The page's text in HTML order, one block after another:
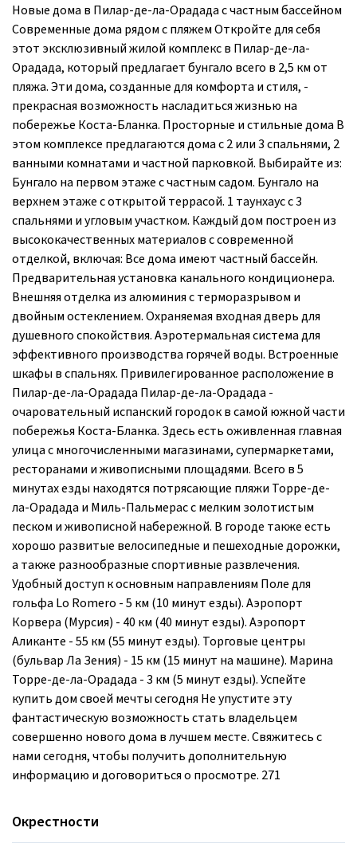
Новые дома в Пилар-де-ла-Орадада с частным бассейном
Современные дома рядом с пляжем Откройте для себя
этот эксклюзивный жилой комплекс в Пилар-де-ла-
Орадада, который предлагает бунгало всего в 2,5 км от
пляжа. Эти дома, созданные для комфорта и стиля, -
прекрасная возможность насладиться жизнью на
побережье Коста-Бланка. Просторные и стильные дома В
этом комплексе предлагаются дома с 2 или 3 спальнями, 2
ванными комнатами и частной парковкой. Выбирайте из:
Бунгало на первом этаже с частным садом. Бунгало на
верхнем этаже с открытой террасой. 1 таунхаус с 3
спальнями и угловым участком. Каждый дом построен из
высококачественных материалов с современной
отделкой, включая: Все дома имеют частный бассейн.
Предварительная установка канального кондиционера.
Внешняя отделка из алюминия с терморазрывом и
двойным остеклением. Охраняемая входная дверь для
душевного спокойствия. Аэротермальная система для
эффективного производства горячей воды. Встроенные
шкафы в спальнях. Привилегированное расположение в
Пилар-де-ла-Орадада Пилар-де-ла-Орадада -
очаровательный испанский городок в самой южной части
побережья Коста-Бланка. Здесь есть оживленная главная
улица с многочисленными магазинами, супермаркетами,
ресторанами и живописными площадями. Всего в 5
минутах езды находятся потрясающие пляжи Торре-де-
ла-Орадада и Миль-Пальмерас с мелким золотистым
песком и живописной набережной. В городе также есть
хорошо развитые велосипедные и пешеходные дорожки,
а также разнообразные спортивные развлечения.
Удобный доступ к основным направлениям Поле для
гольфа Lo Romero - 5 км (10 минут езды). Аэропорт
Корвера (Мурсия) - 40 км (40 минут езды). Аэропорт
Аликанте - 55 км (55 минут езды). Торговые центры
(бульвар Ла Зения) - 15 км (15 минут на машине). Марина
Торре-де-ла-Орадада - 3 км (5 минут езды). Успейте
купить дом своей мечты сегодня Не упустите эту
фантастическую возможность стать владельцем
совершенно нового дома в лучшем месте. Свяжитесь с
нами сегодня, чтобы получить дополнительную
информацию и договориться о просмотре. 271
Окрестности